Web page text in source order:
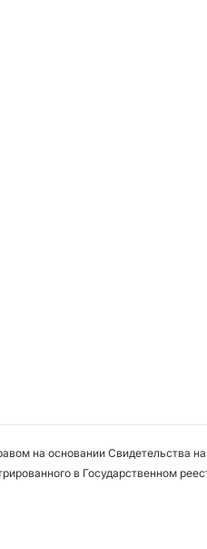
на основании Свидетельства
в Государственном